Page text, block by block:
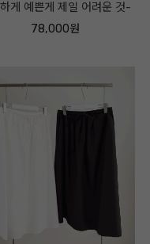
게 예쁜게 제일 어려운 것-
78,000원